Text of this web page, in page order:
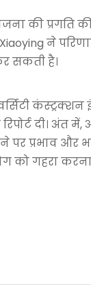
की प्रगति
ने
सकती है।
दी। अंत में,
प्रभाव और
को गहरा